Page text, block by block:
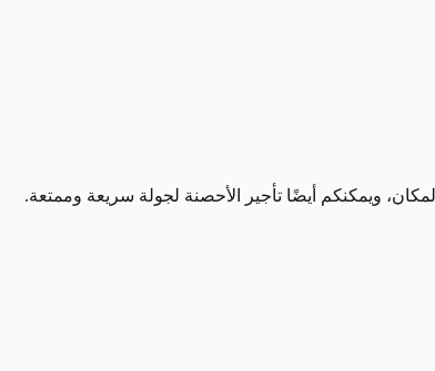
ويمكنكم أيضًا تأجير الأحصنة لجولة سريعة وممتعة.